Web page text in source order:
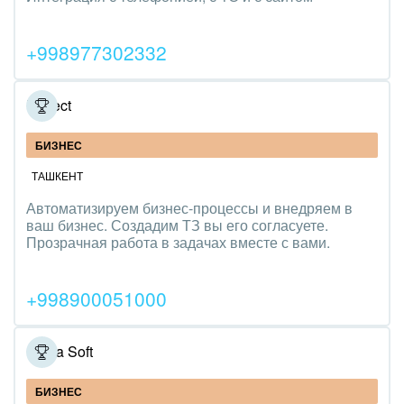
Трудоустройство
Красота, фитнес, спорт
PR, маркетинг, реклама,
АПК и пищевая промышленность
Выставки, семинары, конференции
Горнодобывающая отрасль
Досуг, туризм и отдых
Изготовление памятников и мемориальных
комплексов
Инвестиционный бизнес
Интерьер, дизайн, декор
+998977302332
Broject
БИЗНЕС
ТАШКЕНТ
Автоматизируем бизнес-процессы и внедряем в
ваш бизнес. Создадим ТЗ вы его согласуете.
Прозрачная работа в задачах вместе с вами.
+998900051000
Ginza Soft
БИЗНЕС